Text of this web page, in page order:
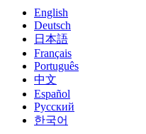
Colaboração
Colabore e itere rapidamente
Baixe o Unity
Planos e preços
Implante
Multiplataforma
Treinamento imersivo
Treine em ambientes imersivos
Experiências do cliente
Crie experiências interativas
Setores
Manufatura
Ferramentas de desenvolvedor
Versões de lançamento e
Roteiro
Revisar recursos futuros
Glossário
Eventos
Eventos globais e locais
Histórias da comunidade
Made with Unity
Mostrando criadores do Unity
Treinamento profissional
Aprimore sua equipe com
É iniciante no Unity?
Conceitos básicos
Inicie seu aprendizado
Caminhos Essenciais do Unity
Planos de sucesso
Alcance seus objetivos mais
Perguntas frequentes
Respostas para perguntas
Entre em contato conosco
Conecte-se com nossa equipe
English
Deutsch
日本語
Français
Português
中文
Español
Русский
한국어